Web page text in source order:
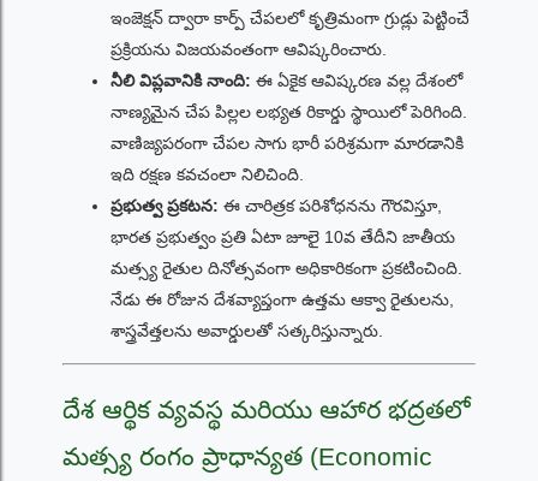
ఇంజెక్షన్ ద్వారా కార్ప్ చేపలలో కృత్రిమంగా గ్రుడ్లు పెట్టించే
ప్రక్రియను విజయవంతంగా ఆవిష్కరించారు.
నీలి విప్లవానికి నాంది: ఈ ఏకైక ఆవిష్కరణ వల్ల దేశంలో
నాణ్యమైన చేప పిల్లల లభ్యత రికార్డు స్థాయిలో పెరిగింది.
వాణిజ్యపరంగా చేపల సాగు భారీ పరిశ్రమగా మారడానికి
ఇది రక్షణ కవచంలా నిలిచింది.
ప్రభుత్వ ప్రకటన: ఈ చారిత్రక పరిశోధనను గౌరవిస్తూ,
భారత ప్రభుత్వం ప్రతి ఏటా జూలై 10వ తేదీని జాతీయ
మత్స్య రైతుల దినోత్సవంగా అధికారికంగా ప్రకటించింది.
నేడు ఈ రోజున దేశవ్యాప్తంగా ఉత్తమ ఆక్వా రైతులను,
శాస్త్రవేత్తలను అవార్డులతో సత్కరిస్తున్నారు.
దేశ ఆర్థిక వ్యవస్థ మరియు ఆహార భద్రతలో
మత్స్య రంగం ప్రాధాన్యత (Economic